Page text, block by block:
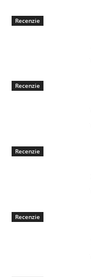
Recenzie
Recenzie
Recenzie
Recenzie